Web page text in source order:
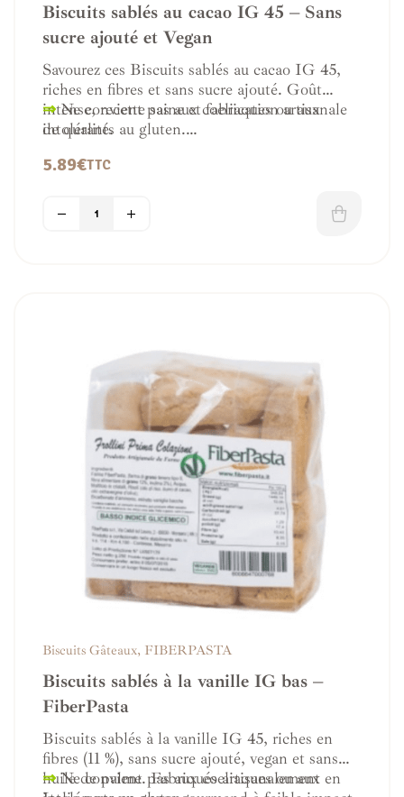
Biscuits sablés au cacao IG 45 – Sans
sucre ajouté et Vegan
Savourez ces Biscuits sablés au cacao IG 45,
riches en fibres et sans sucre ajouté. Goût
intense, recette saine et fabrication artisanale
de qualité.
⇒Ne convient pas aux coeliaques ou aux
intolérants au gluten.
⇒ Poids du paquet
5.89€TTC
Biscuits Gâteaux, FIBERPASTA
Biscuits sablés à la vanille IG bas –
FiberPasta
Biscuits sablés à la vanille IG 45, riches en
fibres (11 %), sans sucre ajouté, vegan et sans
huile de palme. Fabriqués artisanalement en
⇒Ne convient pas aux coeliaques ou aux